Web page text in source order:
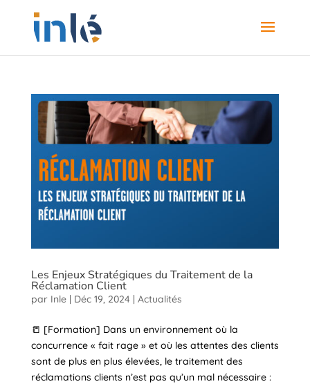
Les Enjeux Stratégiques du Traitement de la
Réclamation Client
par Inle| Déc 19, 2024| Actualités
📒 [Formation] Dans un environnement où la
concurrence « fait rage » et où les attentes des clients
sont de plus en plus élevées, le traitement des
réclamations clients n’est pas qu’un mal nécessaire :